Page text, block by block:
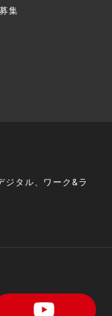
集
ジタル、ワーク&ラ